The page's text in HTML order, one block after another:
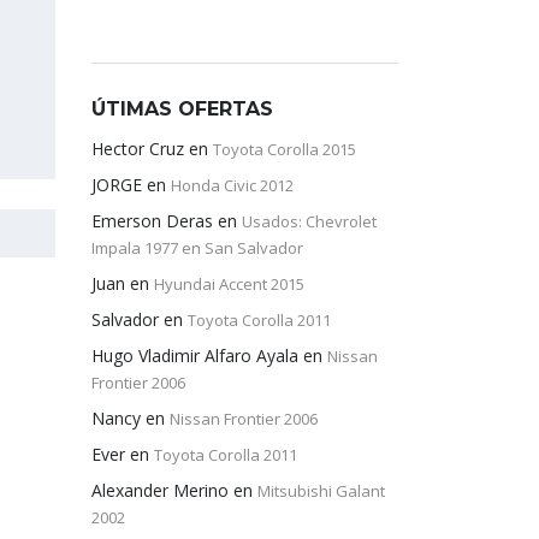
ÚTIMAS OFERTAS
Hector Cruz en Toyota Corolla 2015
JORGE en Honda Civic 2012
Emerson Deras en Usados: Chevrolet
Impala 1977 en San Salvador
Juan en Hyundai Accent 2015
Salvador en Toyota Corolla 2011
Hugo Vladimir Alfaro Ayala en Nissan
Frontier 2006
Nancy en Nissan Frontier 2006
Ever en Toyota Corolla 2011
Alexander Merino en Mitsubishi Galant
2002